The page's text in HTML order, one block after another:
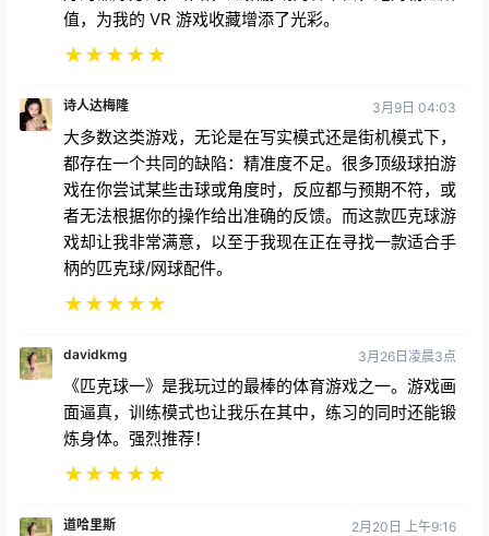
值，为我的 VR 游戏收藏增添了光彩。
★★★★★
诗人达梅隆 3月9日 04:03
大多数这类游戏，无论是在写实模式还是街机模式下，
都存在一个共同的缺陷：精准度不足。很多顶级球拍游
戏在你尝试某些击球或角度时，反应都与预期不符，或
者无法根据你的操作给出准确的反馈。而这款匹克球游
戏却让我非常满意，以至于我现在正在寻找一款适合手
柄的匹克球/网球配件。
★★★★★
davidkmg 3月26日凌晨3点
《匹克球一》是我玩过的最棒的体育游戏之一。游戏画
面逼真，训练模式也让我乐在其中，练习的同时还能锻
炼身体。强烈推荐！
★★★★★
道哈里斯 2月20日 上午9:16